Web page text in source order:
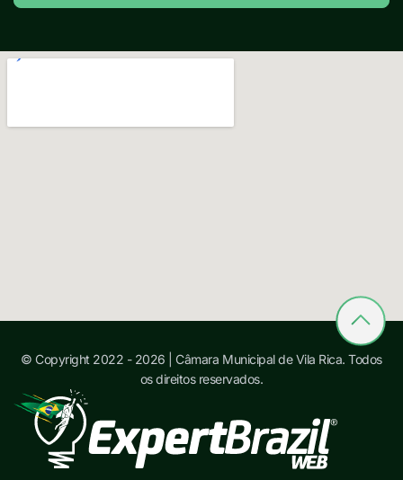
© Copyright 2022 - 2026 | Câmara Municipal de Vila Rica. Todos
os direitos reservados.